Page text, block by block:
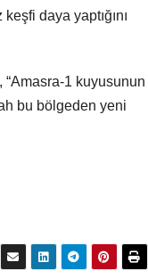
daya yaptığını
“Amasra-1 kuyusunun
bu bölgeden yeni